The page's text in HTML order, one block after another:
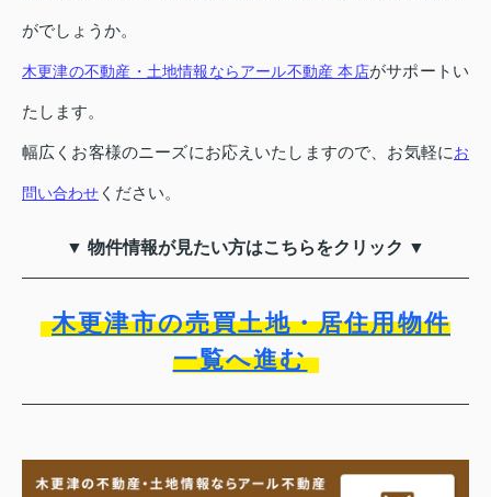
がでしょうか。
木更津の不動産・土地情報ならアール不動産 本店がサポートい
たします。
幅広くお客様のニーズにお応えいたしますので、お気軽にお
問い合わせ ください。
▼ 物件情報が見たい方はこちらをクリック ▼
木更津市の売買土地・居住用物件
一覧へ進む